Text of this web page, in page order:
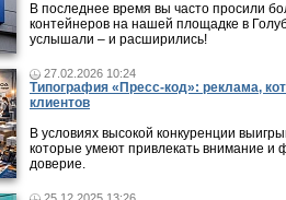
В последнее время вы часто просили
контейнеров на нашей площадке в
услышали – и расширились!
27.02.2026 10:24
Типография «Пресс-код»: реклама,
клиентов
В условиях высокой конкуренции
которые умеют привлекать внимание и
доверие.